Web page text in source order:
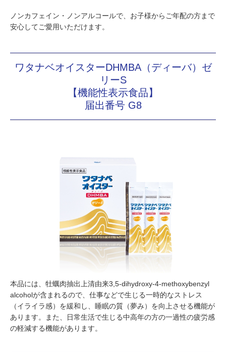
ノンカフェイン・ノンアルコールで、お子様からご年配の方まで
安心してご愛用いただけます。
ワタナベオイスターDHMBA（ディーバ）ゼ
リーS
【機能性表示食品】
届出番号 G8
本品には、牡蠣肉抽出上清由来3,5-dihydroxy-4-methoxybenzyl
alcoholが含まれるので、仕事などで生じる一時的なストレス
（イライラ感）を緩和し、睡眠の質（夢み）を向上させる機能が
あります。また、日常生活で生じる中高年の方の一過性の疲労感
の軽減する機能があります。